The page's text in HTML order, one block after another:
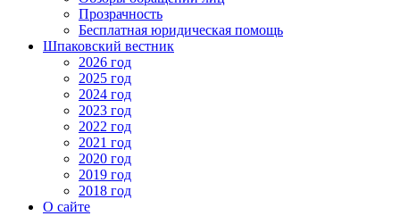
Прозрачность
Бесплатная юридическая помощь
Шпаковский вестник
2026 год
2025 год
2024 год
2023 год
2022 год
2021 год
2020 год
2019 год
2018 год
О сайте